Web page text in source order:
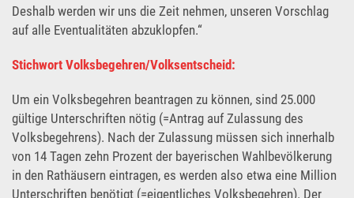
Deshalb werden wir uns die Zeit nehmen, unseren Vorschlag
auf alle Eventualitäten abzuklopfen.“
Stichwort Volksbegehren/Volksentscheid:
Um ein Volksbegehren beantragen zu können, sind 25.000
gültige Unterschriften nötig (=Antrag auf Zulassung des
Volksbegehrens). Nach der Zulassung müssen sich innerhalb
von 14 Tagen zehn Prozent der bayerischen Wahlbevölkerung
in den Rathäusern eintragen, es werden also etwa eine Million
Unterschriften benötigt (=eigentliches Volksbegehren). Der